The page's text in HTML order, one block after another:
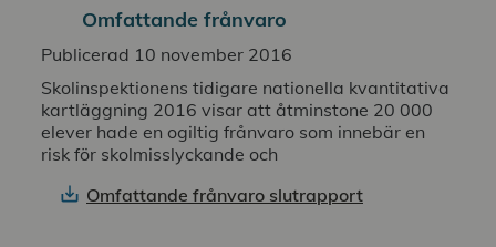
Omfattande frånvaro
Publicerad 10 november 2016
Skolinspektionens tidigare nationella kvantitativa
kartläggning 2016 visar att åtminstone 20 000
elever hade en ogiltig frånvaro som innebär en
risk för skolmisslyckande och
Omfattande frånvaro slutrapport